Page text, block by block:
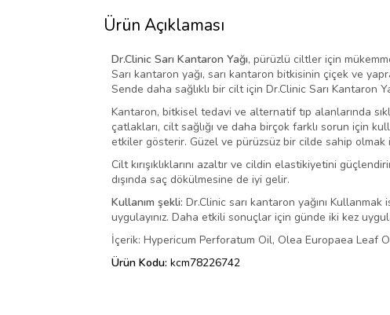
Ürün Açıklaması
Dr.Clinic Sarı Kantaron Yağı, pürüzlü ciltler için
Sarı kantaron yağı, sarı kantaron bitkisinin çiçek ve
Sende daha sağlıklı bir cilt için Dr.Clinic Sarı Kantaron
Kantaron, bitkisel tedavi ve alternatif tıp alanlarında
çatlakları, cilt sağlığı ve daha birçok farklı sorun için
etkiler gösterir. Güzel ve pürüzsüz bir cilde sahip olmak
Cilt kırışıklıklarını azaltır ve cildin elastikiyetini
dışında saç dökülmesine de iyi gelir.
Kullanım şekli: Dr.Clinic sarı kantaron yağını
uygulayınız. Daha etkili sonuçlar için günde iki kez
İçerik: Hypericum Perforatum Oil, Olea Europaea Leaf
Ürün Kodu: kcm78226742